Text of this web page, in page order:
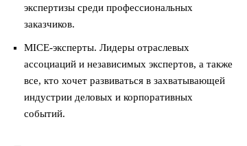
экспертизы среди профессиональных
заказчиков.
MICE-эксперты. Лидеры отраслевых
ассоциаций и независимых экспертов, а также
все, кто хочет развиваться в захватывающей
индустрии деловых и корпоративных
событий.